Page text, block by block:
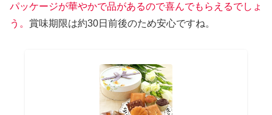
パッケージが華やかで品があるので喜んでもらえるでしょ
う。 賞味期限は約30日前後のため安心ですね。